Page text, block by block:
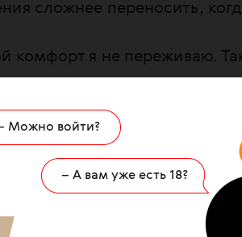
Можно войти?
– А вам уже есть 18?
сложнее переносить,
комфорт я не переживаю.
вмешательства и
госпитализация — это
генной инженерии,
комиссии и
№ 15 я не читаю. Это
или